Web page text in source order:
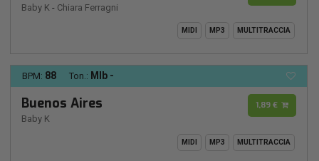
Baby K - Chiara Ferragni
MIDI MP3 MULTITRACCIA
BPM: 88 Ton.: MIb -
Buenos Aires
Baby K
1,89 €
MIDI MP3 MULTITRACCIA